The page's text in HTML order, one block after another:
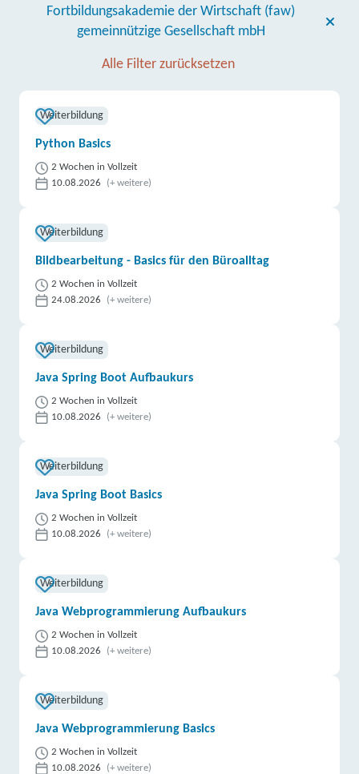
Fortbildungsakademie der Wirtschaft (faw)
gemeinnützige Gesellschaft mbH
Alle Filter zurücksetzen
Weiterbildung
Python Basics
2 Wochen in Vollzeit
10.08.2026
(+ weitere)
Weiterbildung
Bildbearbeitung - Basics für den Büroalltag
2 Wochen in Vollzeit
24.08.2026
(+ weitere)
Weiterbildung
Java Spring Boot Aufbaukurs
2 Wochen in Vollzeit
10.08.2026
(+ weitere)
Weiterbildung
Java Spring Boot Basics
2 Wochen in Vollzeit
10.08.2026
(+ weitere)
Weiterbildung
Java Webprogrammierung Aufbaukurs
2 Wochen in Vollzeit
10.08.2026
(+ weitere)
Weiterbildung
Java Webprogrammierung Basics
2 Wochen in Vollzeit
10.08.2026
(+ weitere)